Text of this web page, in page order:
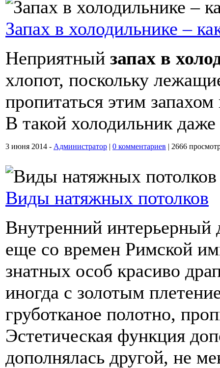
Запах в холодильнике –
Неприятный запах в
хлопот, поскольку
пропитаться этим
В такой холодильник даже
3 июня 2014 - Администратор | 0 комментариев | 2666
Виды натяжных потолков
Внутренний интерьерный
еще со времен Римской
знатных особ красиво
иногда с золотым
груботканое полотно,
Эстетическая функция
дополнялась другой, не